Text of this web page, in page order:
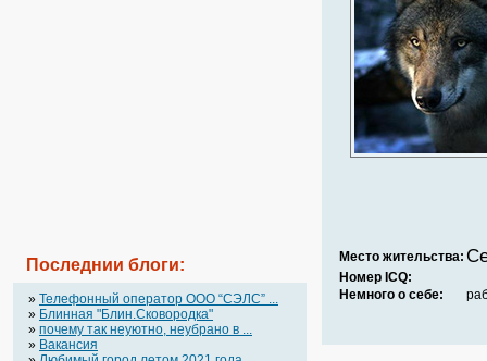
Последнии блоги:
» Телефонный оператор OOO “СЭЛС” ...
» Блинная "Блин.Сковородка"
» почему так неуютно, неубрано в ...
» Вакансия
Место жительства:
Номер ICQ:
Немного о себе: